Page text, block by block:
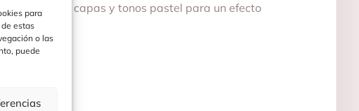
para
estas
o las
puede
suave en capas y tonos pastel para un efecto
soñadora.